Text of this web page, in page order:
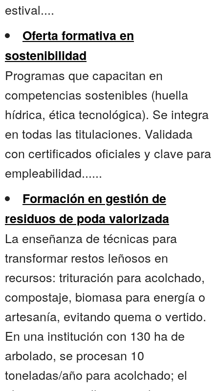
estival....
Oferta formativa en
sostenibilidad
Programas que capacitan en
competencias sostenibles (huella
hídrica, ética tecnológica). Se integra
en todas las titulaciones. Validada
con certificados oficiales y clave para
empleabilidad......
Formación en gestión de
residuos de poda valorizada
La enseñanza de técnicas para
transformar restos leñosos en
recursos: trituración para acolchado,
compostaje, biomasa para energía o
artesanía, evitando quema o vertido.
En una institución con 130 ha de
arbolado, se procesan 10
toneladas/año para acolchado; el